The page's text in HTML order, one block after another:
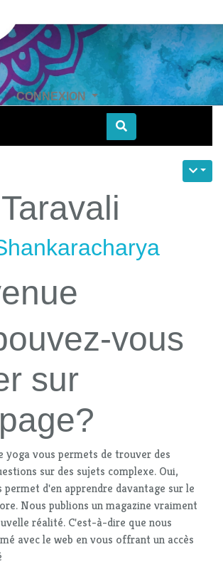
CONNEXION
vous
sur
yoga vous permets de trouver des
sur des sujets complexe. Oui,
d'en apprendre davantage sur le
Nous publions un magazine vraiment
réalité. C'est-à-dire que nous
avec le web en vous offrant un accès